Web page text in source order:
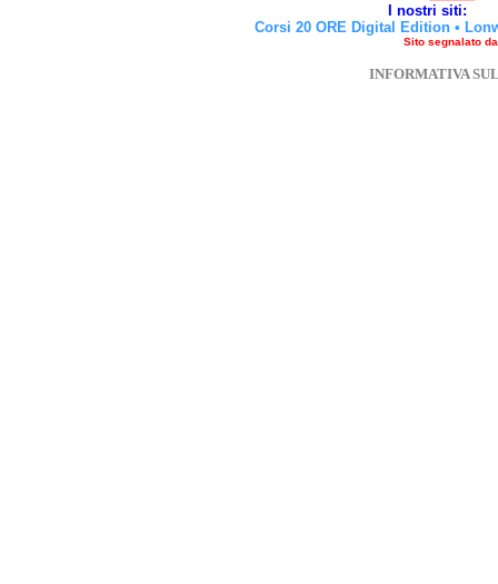
I nostri siti:
Corsi 20 ORE Digital Edition •
Sito segnalato
INFORMATIVA